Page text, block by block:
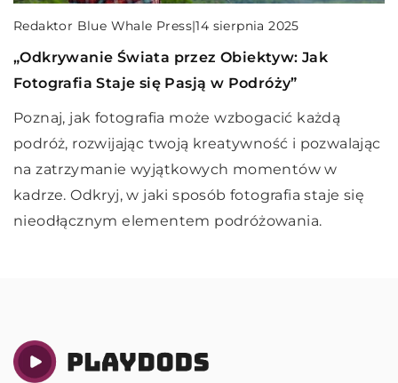
Redaktor Blue Whale Press|13 stycznia 2024
Jak wybrać odpowiednie pomoce dla osób
starszych i niepełnosprawnych – poradnik dla
opiekunów
Poznaj kluczowe kryteria wyboru pomocy dla
seniorów i osób niepełnosprawnych, aby ułatwić
codzienną opiekę i poprawić jakość ich życia.
Redaktor Blue Whale Press|14 sierpnia 2025
„Odkrywanie Świata przez Obiektyw: Jak
Fotografia Staje się Pasją w Podróży”
Poznaj, jak fotografia może wzbogacić każdą
podróż, rozwijając twoją kreatywność i pozwalając
na zatrzymanie wyjątkowych momentów w
kadrze. Odkryj, w jaki sposób fotografia staje się
nieodłącznym elementem podróżowania.
Wybieramy oświetlenie do domu: poradnik dla
początkujących
Poradnik dla początkujących na temat wyboru
najlepszego oświetlenia do domu. Dowiedz się,
jakie rodzaje oświetlenia są dostępne, jak
dopasować je do wnętrza i jakie są najważniejsze
kwestie do uwzględnienia.